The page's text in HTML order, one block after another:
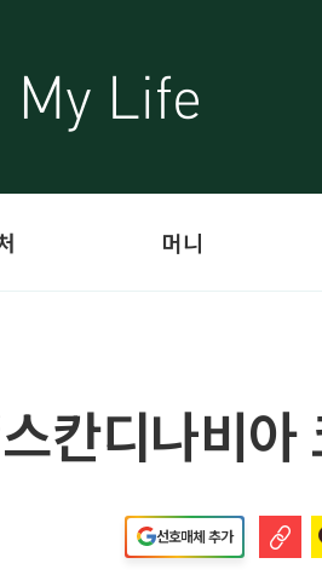
머니
칸디나비아
선호매체 추가